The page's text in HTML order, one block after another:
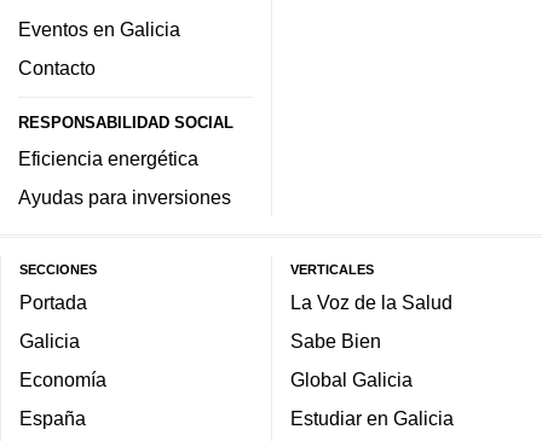
Eventos en Galicia
Contacto
RESPONSABILIDAD SOCIAL
Eficiencia energética
Ayudas para inversiones
SECCIONES
Portada
Galicia
Economía
España
VERTICALES
La Voz de la Salud
Sabe Bien
Global Galicia
Estudiar en Galicia